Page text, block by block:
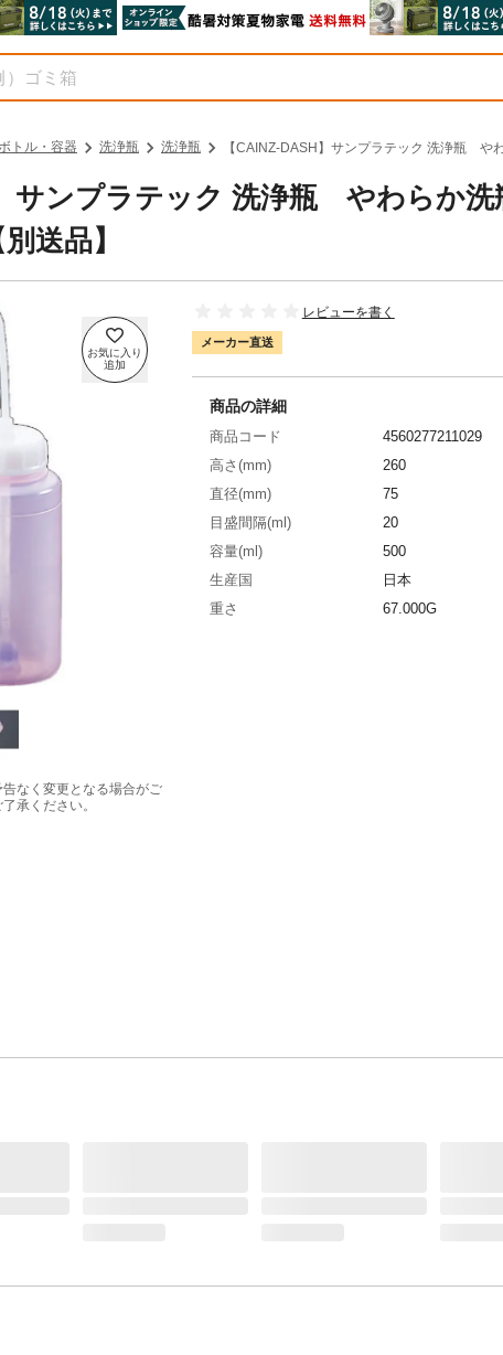
トル・容器 洗浄瓶 洗浄瓶 【CAINZ-DASH】サンプラテック 洗浄瓶 や
サンプラテック 洗浄瓶 やわらか
送品】
なく変更となる場合がご
承ください。
レビューを書く
メーカー直送
商品の詳細
商品コード
4560277211029
高さ(mm)
260
直径(mm)
75
目盛間隔(ml)
20
容量(ml)
500
生産国
日本
重さ
67.000G